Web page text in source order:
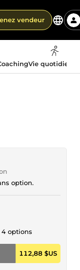
vendeur
Vie
option.
4 options
112,88 $US